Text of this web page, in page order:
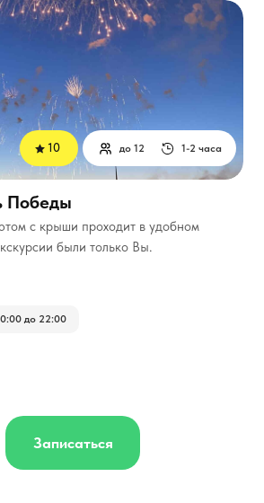
с крыши проходит в удобном
были только Вы.
1-2 часа
до 12
до 22:00
Записаться
Победы
10